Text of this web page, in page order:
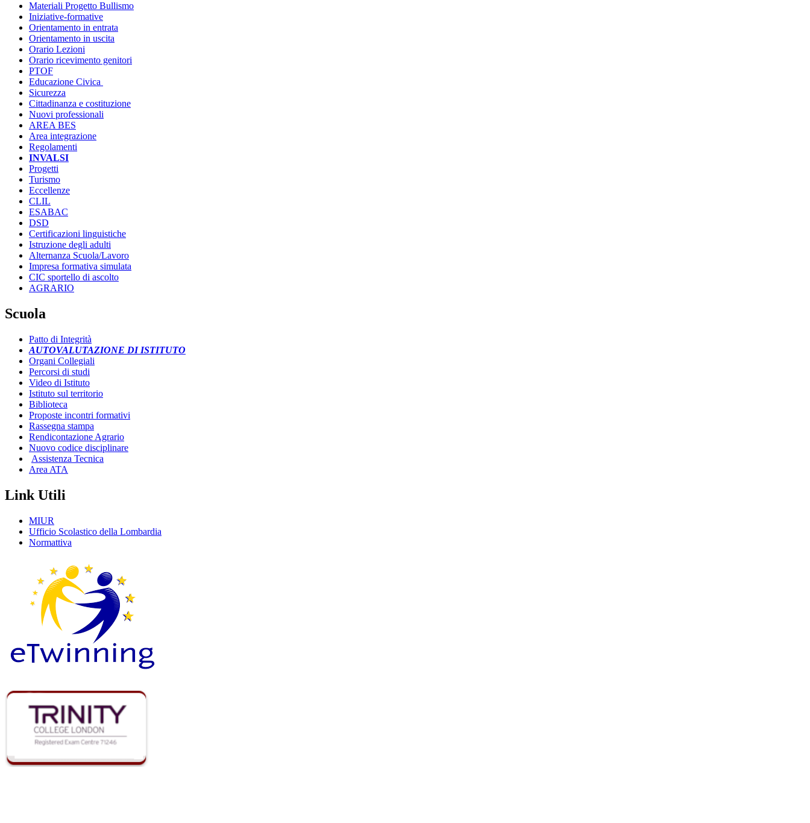
Materiali Progetto Bullismo
Iniziative-formative
Orientamento in entrata
Orientamento in uscita
Orario Lezioni
Orario ricevimento genitori
PTOF
Educazione Civica
Sicurezza
Cittadinanza e costituzione
Nuovi professionali
AREA BES
Area integrazione
Regolamenti
INVALSI
Progetti
Turismo
Eccellenze
CLIL
ESABAC
DSD
Certificazioni linguistiche
Istruzione degli adulti
Alternanza Scuola/Lavoro
Impresa formativa simulata
CIC sportello di ascolto
AGRARIO
Scuola
Patto di Integrità
AUTOVALUTAZIONE DI ISTITUTO
Organi Collegiali
Percorsi di studi
Video di Istituto
Istituto sul territorio
Biblioteca
Proposte incontri formativi
Rassegna stampa
Rendicontazione Agrario
Nuovo codice disciplinare
Assistenza Tecnica
Area ATA
Link Utili
MIUR
Ufficio Scolastico della Lombardia
Normattiva